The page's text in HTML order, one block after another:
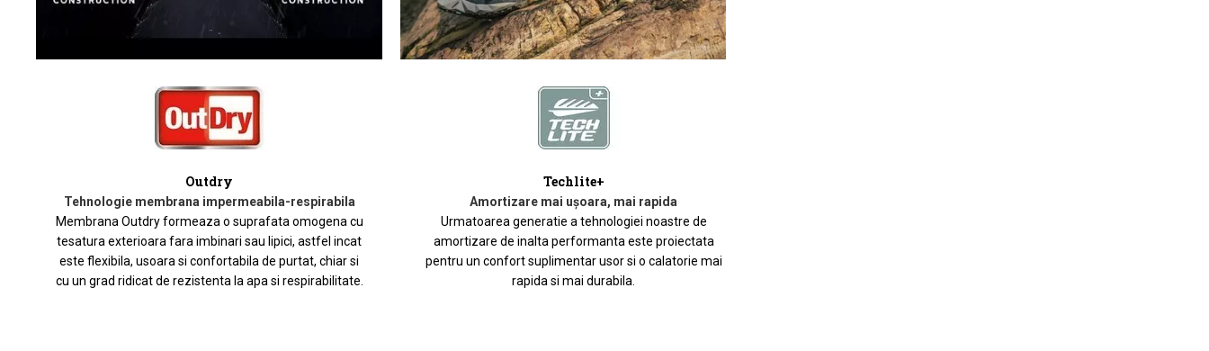
Outdry
Tehnologie membrana impermeabila-respirabila
Membrana Outdry formeaza o suprafata omogena cu
tesatura exterioara fara imbinari sau lipici, astfel incat
este flexibila, usoara si confortabila de purtat, chiar si
cu un grad ridicat de rezistenta la apa si respirabilitate.
Techlite+
Amortizare mai uşoara, mai rapida
Urmatoarea generatie a tehnologiei noastre de
amortizare de inalta performanta este proiectata
pentru un confort suplimentar usor si o calatorie mai
rapida si mai durabila.